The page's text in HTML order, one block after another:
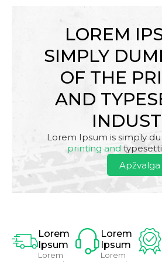
LOREM
SIMPLY
OF THE
AND
Lorem Ipsum is simply
printing and
Apžvalga
Lorem
Ipsum
Lorem
Lorem
Ipsum
Lorem